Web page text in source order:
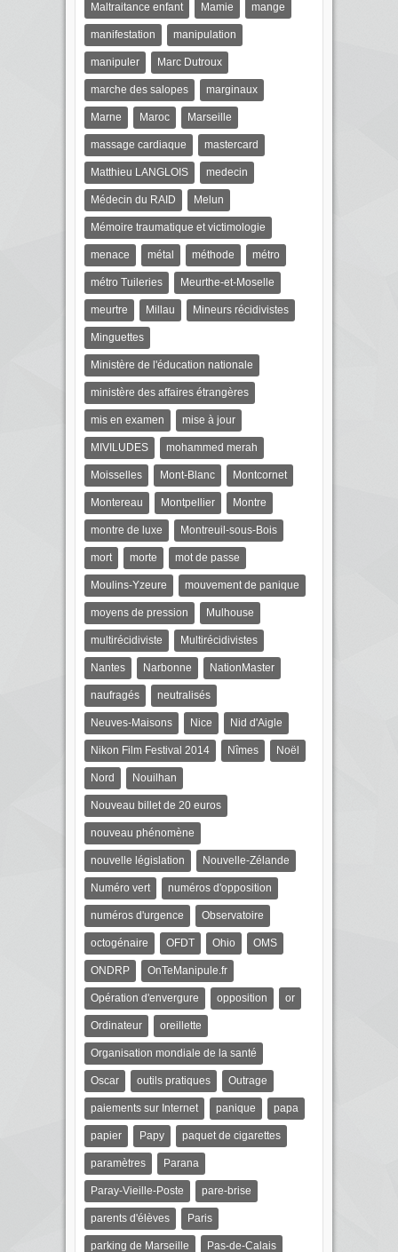
Maltraitance enfant Mamie mange
manifestation manipulation
manipuler Marc Dutroux
marche des salopes marginaux
Marne Maroc Marseille
massage cardiaque mastercard
Matthieu LANGLOIS medecin
Médecin du RAID Melun
Mémoire traumatique et victimologie
menace métal méthode métro
métro Tuileries Meurthe-et-Moselle
meurtre Millau Mineurs récidivistes
Minguettes
Ministère de l'éducation nationale
ministère des affaires étrangères
mis en examen mise à jour
MIVILUDES mohammed merah
Moisselles Mont-Blanc Montcornet
Montereau Montpellier Montre
montre de luxe Montreuil-sous-Bois
mort morte mot de passe
Moulins-Yzeure mouvement de panique
moyens de pression Mulhouse
multirécidiviste Multirécidivistes
Nantes Narbonne NationMaster
naufragés neutralisés
Neuves-Maisons Nice Nid d'Aigle
Nikon Film Festival 2014 Nîmes Noël
Nord Nouilhan
Nouveau billet de 20 euros
nouveau phénomène
nouvelle législation Nouvelle-Zélande
Numéro vert numéros d'opposition
numéros d'urgence Observatoire
octogénaire OFDT Ohio OMS
ONDRP OnTeManipule.fr
Opération d'envergure opposition or
Ordinateur oreillette
Organisation mondiale de la santé
Oscar outils pratiques Outrage
paiements sur Internet panique papa
papier Papy paquet de cigarettes
paramètres Parana
Paray-Vieille-Poste pare-brise
parents d'élèves Paris
parking de Marseille Pas-de-Calais